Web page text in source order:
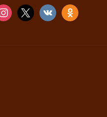
X VKONTAKTE